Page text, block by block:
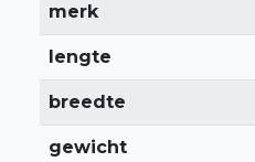
merk
lengte
breedte
gewicht